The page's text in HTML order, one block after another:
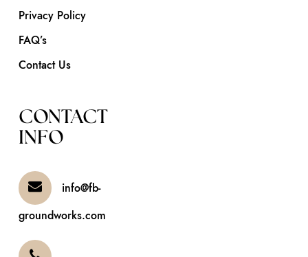
Privacy Policy
FAQ’s
Contact Us
CONTACT
INFO
info@fb-
groundworks.com